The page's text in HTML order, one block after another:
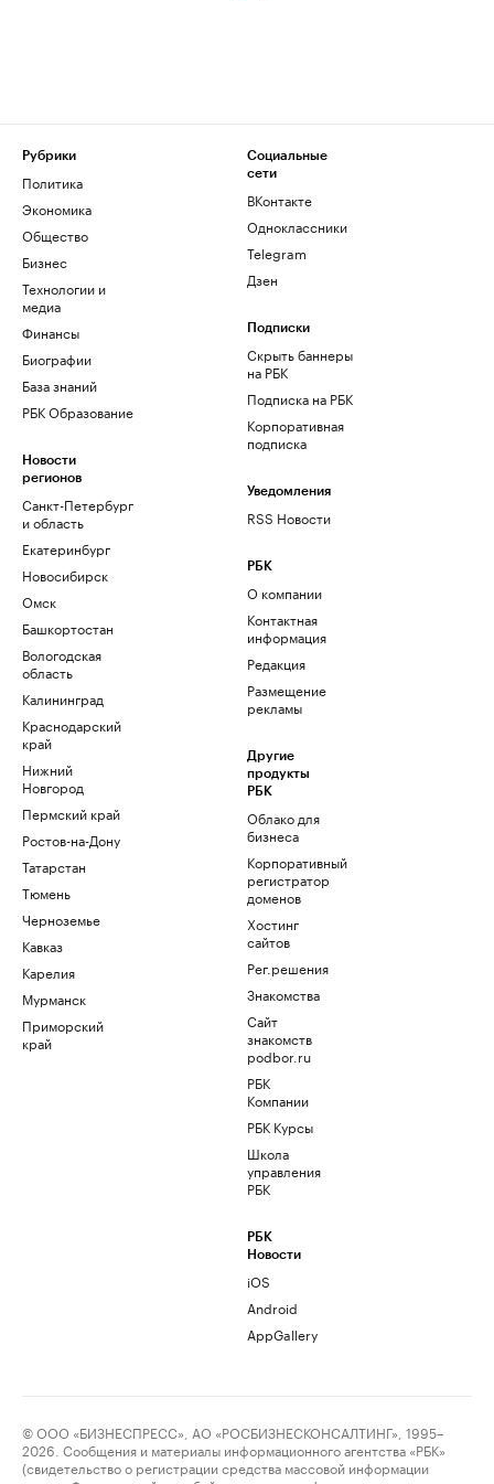
Рубрики
Политика
Экономика
Общество
Бизнес
Технологии и
медиа
Финансы
Биографии
База знаний
РБК Образование
Новости
регионов
Санкт-Петербург
и область
Екатеринбург
Новосибирск
Омск
Башкортостан
Вологодская
область
Калининград
Краснодарский
край
Нижний
Новгород
Пермский край
Ростов-на-Дону
Татарстан
Тюмень
Черноземье
Кавказ
Карелия
Мурманск
Приморский
край
Социальные
сети
ВКонтакте
Одноклассники
Telegram
Дзен
Подписки
Скрыть баннеры
на РБК
Подписка на РБК
Корпоративная
подписка
Уведомления
RSS Новости
РБК
О компании
Контактная
информация
Редакция
Размещение
рекламы
Другие
продукты
РБК
Облако для
бизнеса
Корпоративный
регистратор
доменов
Хостинг
сайтов
Рег.решения
Знакомства
Сайт
знакомств
podbor.ru
РБК
Компании
РБК Курсы
Школа
управления
РБК
РБК
Новости
iOS
Android
AppGallery
© ООО «БИЗНЕСПРЕСС», АО «РОСБИЗНЕСКОНСАЛТИНГ», 1995–
2026. Сообщения и материалы информационного агентства «РБК»
(свидетельство о регистрации средства массовой информации